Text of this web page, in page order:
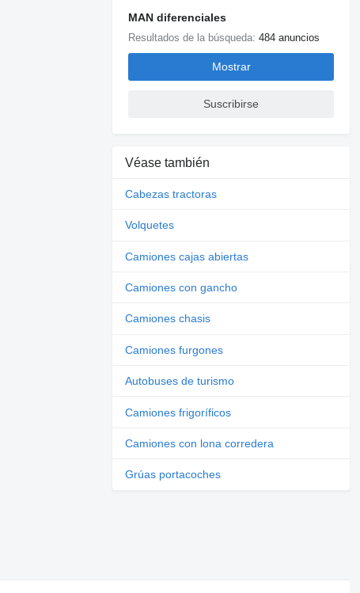
MAN diferenciales
Resultados de la búsqueda:484 anuncios
Mostrar
Suscribirse
Véase también
Cabezas tractoras
Volquetes
Camiones cajas abiertas
Camiones con gancho
Camiones chasis
Camiones furgones
Autobuses de turismo
Camiones frigoríficos
Camiones con lona corredera
Grúas portacoches